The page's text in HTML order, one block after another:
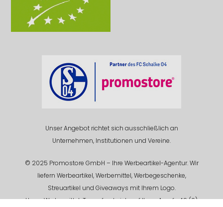
Unser Angebot richtet sich ausschließlich an
Unternehmen, Institutionen und Vereine.
© 2025 Promostore GmbH – Ihre Werbeartikel-Agentur. Wir
liefern Werbeartikel, Werbemittel, Werbegeschenke,
Streuartikel und Giveaways mit Ihrem Logo.
Unser Werbemittel-Team freut sich auf Ihren Anruf +49 (0)